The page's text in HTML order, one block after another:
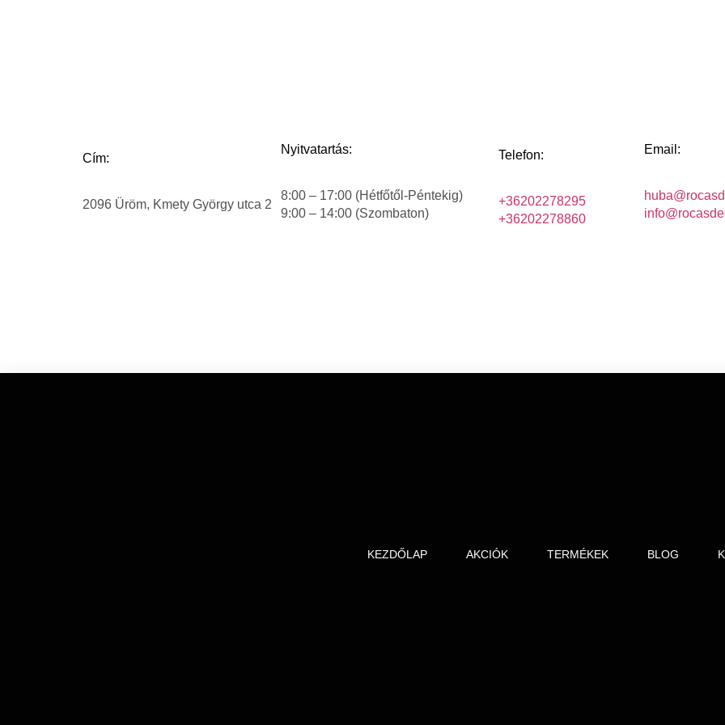
Cím:
2096 Üröm, Kmety György utca 2
Nyitvatartás:
8:00 – 17:00 (Hétfőtől-Péntekig)
9:00 – 14:00 (Szombaton)
Telefon:
+36202278295
+36202278860
Email:
KEZDŐLAP AKCIÓK TERMÉKEK BLOG